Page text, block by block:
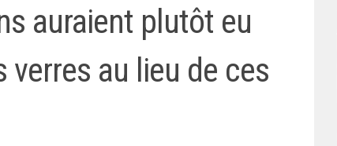
auraient plutôt eu
verres au lieu de ces